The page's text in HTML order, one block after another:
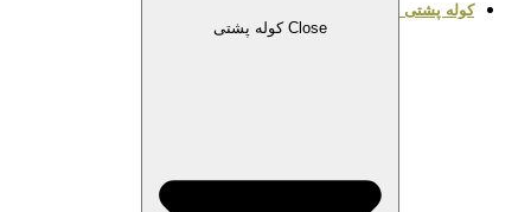
کوله پشتی
Close کوله پشتی